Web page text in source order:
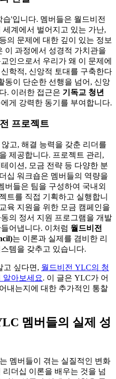
'입니다. 멤버들은 월드비전
계에서 벌어지고 있는 가난,
의 문제에 대한 깊이 있는 정보
이 과정에서 성경적 가치관을
인으로서 우리가 왜 이 문제에
학적, 신앙적 토대를 구축한다
동이 단순한 선행을 넘어, 신앙
. 이러한 접근은 기독교 청년
게 강력한 동기를 부여합니다.
프로젝트
고, 해결 능력을 갖춘 리더를
제공합니다. 프로젝트 관리,
이션, 모금 전략 등 다양한 분
십 워크숍은 멤버들의 역량을
버들은 팀을 구성하여 국내외
트를 직접 기획하고 실행합니
육 지원을 위한 모금 캠페인을
의 정서 지원 프로그램을 개발
어냅니다. 이처럼 월드비전
는 이론과 실제를 겸비한 리
템을 갖추고 있습니다.
고 싶다면, 월드비전 YLC의 청
알아보세요. 이 글은 YLC가 어
내는지에 대한 추가적인 통찰
멤버들의 실제 성
멤버들이 겪는 실질적인 변화
더십 이론을 배우는 것을 넘